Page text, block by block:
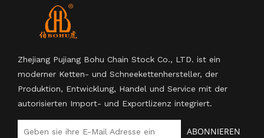
Zhejiang Pujiang Bohu Chain Stock Co., LTD. ist ein
moderner Ketten- und Schneekettenhersteller, der
Produktion, Entwicklung, Handel und Service mit der
autorisierten Import- und Exportlizenz integriert.
ABONNIEREN